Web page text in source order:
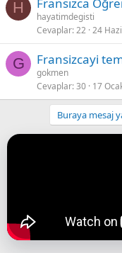
H Fransızca
hayatimdegisti
Cevaplar 22 24
G Fransizcayi
gokmen
Cevaplar 30 17
Buraya mesaj